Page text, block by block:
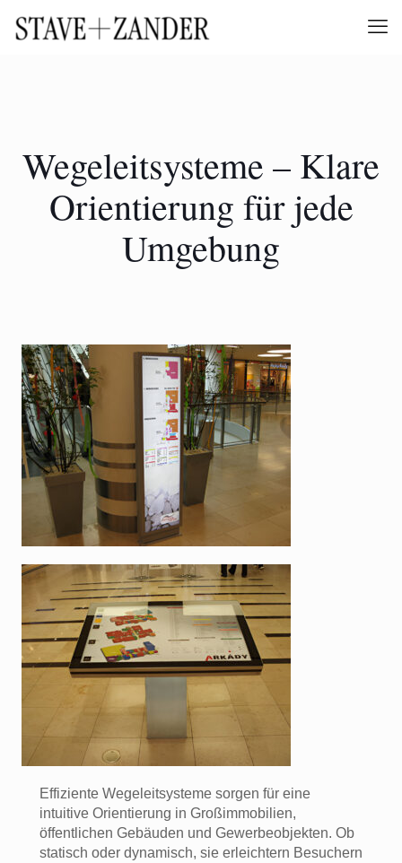
Wegeleitsysteme – Klare
Orientierung für jede
Umgebung
Effiziente Wegeleitsysteme sorgen für eine
intuitive Orientierung in Großimmobilien,
öffentlichen Gebäuden und Gewerbeobjekten. Ob
statisch oder dynamisch, sie erleichtern Besuchern